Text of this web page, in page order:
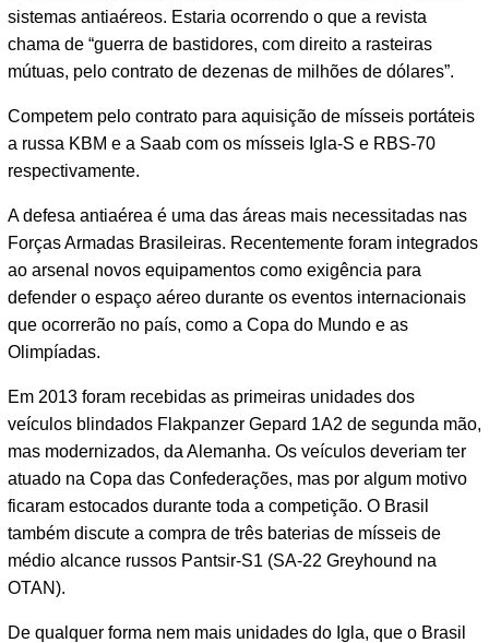
sistemas antiaéreos. Estaria ocorrendo o que a revista
chama de “guerra de bastidores, com direito a rasteiras
mútuas, pelo contrato de dezenas de milhões de dólares”.
Competem pelo contrato para aquisição de mísseis portáteis
a russa KBM e a Saab com os mísseis Igla-S e RBS-70
respectivamente.
A defesa antiaérea é uma das áreas mais necessitadas nas
Forças Armadas Brasileiras. Recentemente foram integrados
ao arsenal novos equipamentos como exigência para
defender o espaço aéreo durante os eventos internacionais
que ocorrerão no país, como a Copa do Mundo e as
Olimpíadas.
Em 2013 foram recebidas as primeiras unidades dos
veículos blindados Flakpanzer Gepard 1A2 de segunda mão,
mas modernizados, da Alemanha. Os veículos deveriam ter
atuado na Copa das Confederações, mas por algum motivo
ficaram estocados durante toda a competição. O Brasil
também discute a compra de três baterias de mísseis de
médio alcance russos Pantsir-S1 (SA-22 Greyhound na
OTAN).
De qualquer forma nem mais unidades do Igla, que o Brasil